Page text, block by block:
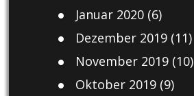
Januar 2020(6)
Dezember 2019(11)
November 2019(10)
Oktober 2019(9)